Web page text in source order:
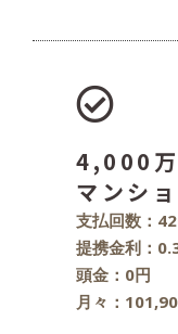
4,000
マンシ
支払回数：
提携金利：
頭金：0円
月々：